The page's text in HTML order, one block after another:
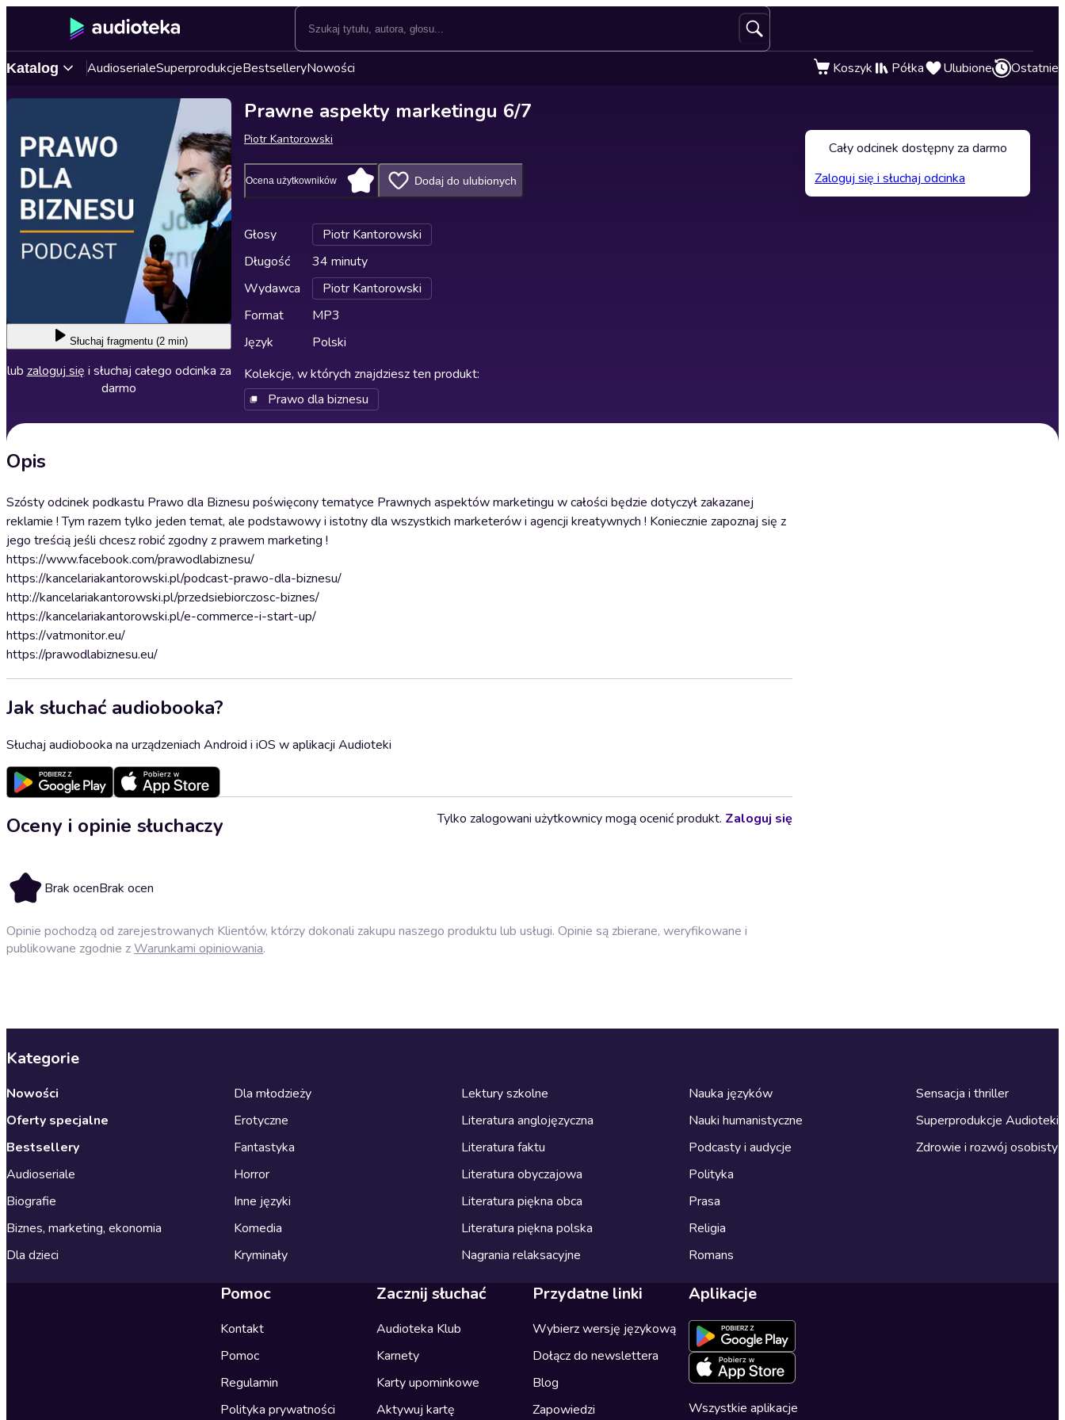
Katalog AudioserialeSuperprodukcjeBestselleryNowości Koszyk Półka Ulubione Ostatnie
Słuchaj fragmentu (2 min)
lub zaloguj się i słuchaj całego odcinka za
darmo
Prawne aspekty marketingu 6/7
Piotr Kantorowski
Ocena użytkowników Dodaj do ulubionych
Głosy
Piotr Kantorowski
Długość
34 minuty
Wydawca
Piotr Kantorowski
Format
MP3
Język
Polski
Kolekcje, w których znajdziesz ten produkt:
Prawo dla biznesu
Opis
Szósty odcinek podkastu Prawo dla Biznesu poświęcony tematyce Prawnych aspektów marketingu w całości będzie dotyczył zakazanej
reklamie ! Tym razem tylko jeden temat, ale podstawowy i istotny dla wszystkich marketerów i agencji kreatywnych ! Koniecznie zapoznaj się z
jego treścią jeśli chcesz robić zgodny z prawem marketing !
https://www.facebook.com/prawodlabiznesu/
https://kancelariakantorowski.pl/podcast-prawo-dla-biznesu/
http://kancelariakantorowski.pl/przedsiebiorczosc-biznes/
https://kancelariakantorowski.pl/e-commerce-i-start-up/
https://vatmonitor.eu/
https://prawodlabiznesu.eu/
Jak słuchać audiobooka?
Słuchaj audiobooka na urządzeniach Android i iOS w aplikacji Audioteki
Oceny i opinie słuchaczy
Brak ocenBrak ocen
Tylko zalogowani użytkownicy mogą ocenić produkt. Zaloguj się
Opinie pochodzą od zarejestrowanych Klientów, którzy dokonali zakupu naszego produktu lub usługi. Opinie są zbierane, weryfikowane i
publikowane zgodnie zWarunkami opiniowania.
Cały odcinek dostępny za darmo
Zaloguj się i słuchaj odcinka
Kategorie
Nowości
Oferty specjalne
Bestsellery
Audioseriale
Biografie
Biznes, marketing, ekonomia
Dla dzieci
Dla młodzieży
Erotyczne
Fantastyka
Horror
Inne języki
Komedia
Kryminały
Lektury szkolne
Literatura anglojęzyczna
Literatura faktu
Literatura obyczajowa
Literatura piękna obca
Literatura piękna polska
Nagrania relaksacyjne
Nauka języków
Nauki humanistyczne
Podcasty i audycje
Polityka
Prasa
Religia
Romans
Sensacja i thriller
Superprodukcje Audioteki
Zdrowie i rozwój osobisty
Pomoc
Kontakt
Pomoc
Regulamin
Polityka prywatności
Zacznij słuchać
Audioteka Klub
Karnety
Karty upominkowe
Aktywuj kartę
Przydatne linki
Wybierz wersję językową
Dołącz do newslettera
Blog
Zapowiedzi
Aplikacje
Wszystkie aplikacje